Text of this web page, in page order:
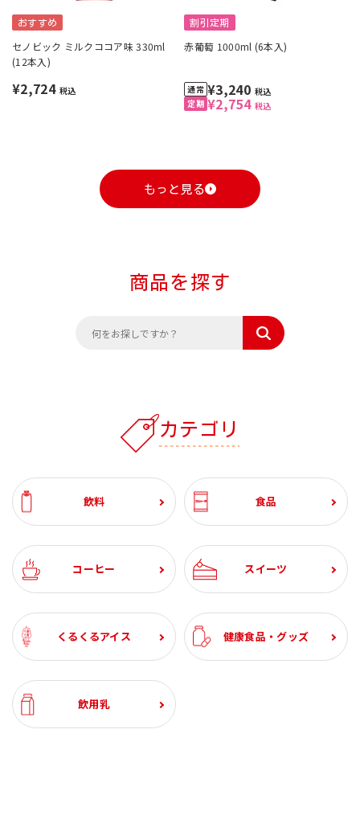
おすすめ
セノビック ミルクココア味 330ml
(12本入)
¥2,724 税込
割引定期
赤葡萄 1000ml (6本入)
¥2,754 税込
¥3,240 税込
もっと見る
商品を探す
カテゴリ
飲料 食品
コーヒー スイーツ
くるくるアイス 健康食品・グッズ
飲用乳